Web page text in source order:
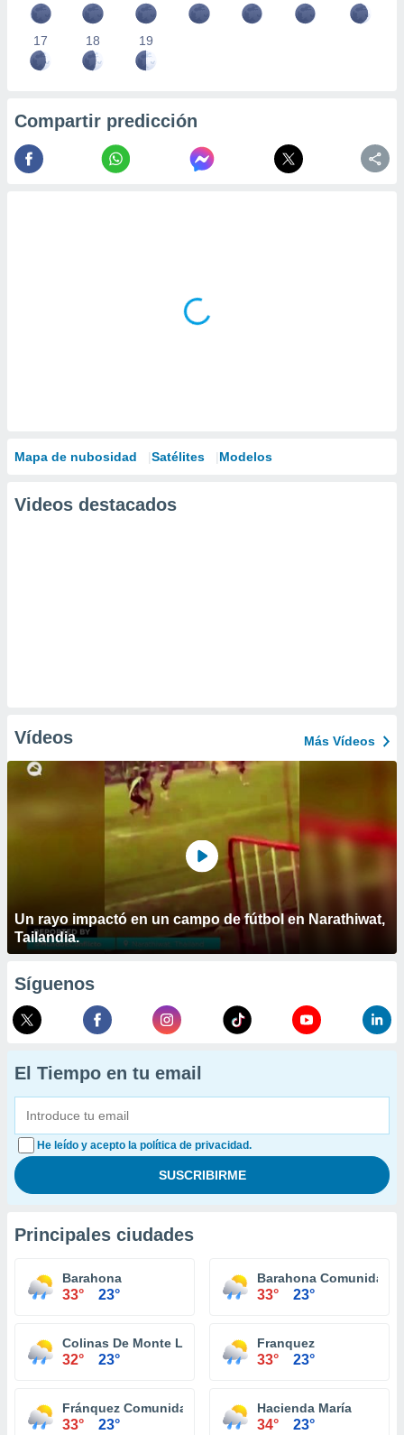
17 18 19
Compartir predicción
Mapa de nubosidad Satélites Modelos
Videos destacados
Vídeos Más Vídeos
Un rayo impactó en un campo de fútbol en Narathiwat,
Tailandia.
Síguenos
El Tiempo en tu email
He leído y acepto la política de privacidad.
Principales ciudades
Barahona
33° 23°
Barahona Comunidad
33° 23°
Colinas De Monte Llano
32° 23°
Franquez
33° 23°
Fránquez Comunidad
33° 23°
Hacienda María
34° 23°